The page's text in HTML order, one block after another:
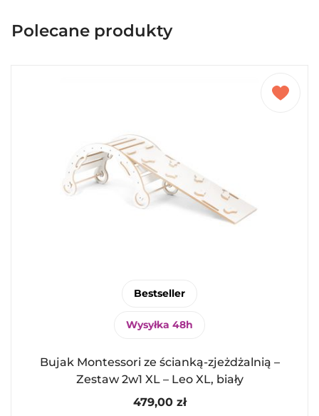
Polecane produkty
Bestseller
Wysyłka 48h
Bujak Montessori ze ścianką-zjeżdżalnią –
Zestaw 2w1 XL – Leo XL, biały
479,00 zł